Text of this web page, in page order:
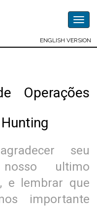
ENGLISH VERSION
Operações
seu
ultimo
e lembrar que
importante